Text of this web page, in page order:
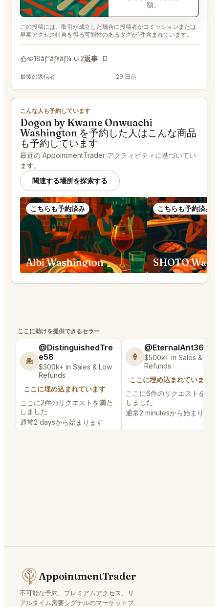
額。
この投稿には、取引が成立した場合に投稿者がコミッションまたは
早期アクセス特典を得る可能性のあるタグが1件含まれています。
18ãƒ“ãƒ¥ãƒ¼ 2返事
ãƒ–ãƒƒã‚¯ãƒžãƒ¼ã‚¯
最後の返信者 29 日前
こんな人も予約しています
Dōgon by Kwame Onwuachi
Washington を予約した人はこんな商品
も予約しています
最近の AppointmentTrader アクティビティに基づいてい
ます。
関連する場所を探索する
こちらも予約済み
Albi Washington
こちらも予約済み
SHŌTŌ
ここに助けを提供できるセラー
🏝️
@DistinguishedTre
e58
$300k+ in Sales & Low
Refunds
ここに埋め込まれています
ここに2件のリクエストを満た
しました
通常2 daysから始まります
🍦
@EternalAnt36
$500k+ in Sales & Low
Refunds
ここに埋め込まれています
ここに6件のリクエストを満た
しました
通常2 minutesから始まります
AppointmentTrader
不可能な予約、プレミアムアクセス、リ
アルタイム需要シグナルのマーケットプ